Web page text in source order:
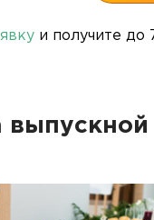
и получите до
выпускной